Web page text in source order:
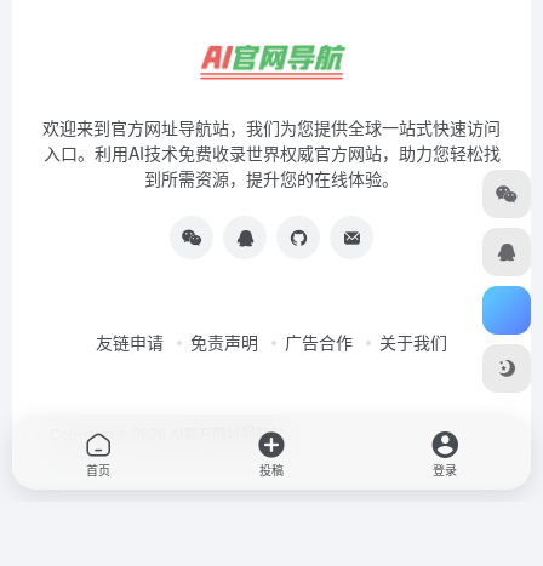
欢迎来到官方网址导航站，我们为您提供全球一站式快速访问
入口。利用AI技术免费收录世界权威官方网站，助力您轻松找
到所需资源，提升您的在线体验。
友链申请 免责声明 广告合作 关于我们
Copyright © 2026 AI官方网址导航站
首页 投稿 登录